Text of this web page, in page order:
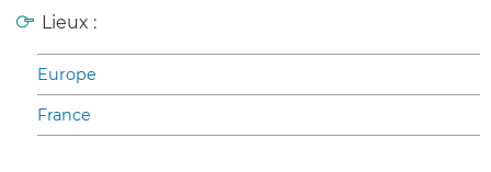
Lieux :
Europe
France